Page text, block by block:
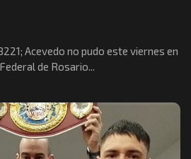
Acevedo no pudo este viernes en
de Rosario...